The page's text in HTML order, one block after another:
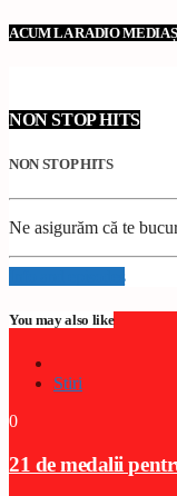
ACUM LA RADIO MEDIAȘ
NON STOP HITS
NON STOP HITS
Ne asigurăm că te
Info and episodes
You may also like
Stiri
0
21 de medalii